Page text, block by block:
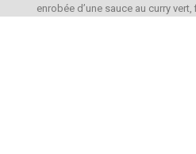
enrobée d’une sauce au curry